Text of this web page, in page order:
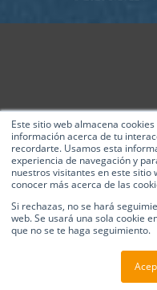
Este sitio web almacena
información acerca de tu
recordarte. Usamos esta
experiencia de navegación y
nuestros visitantes en este sitio
conocer más acerca de las
Si rechazas, no se hará
web. Se usará una sola cookie
que no se te haga seguimiento.